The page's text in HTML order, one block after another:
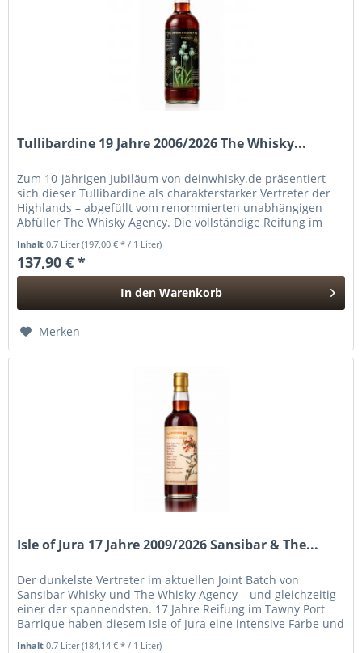
Tullibardine 19 Jahre 2006/2026 The Whisky...
Zum 10-jährigen Jubiläum von deinwhisky.de präsentiert
sich dieser Tullibardine als charakterstarker Vertreter der
Highlands – abgefüllt vom renommierten unabhängigen
Abfüller The Whisky Agency. Die vollständige Reifung im
Inhalt0.7 Liter(197,00 € * / 1 Liter)
137,90 € *
In den Warenkorb
Merken
Isle of Jura 17 Jahre 2009/2026 Sansibar & The...
Der dunkelste Vertreter im aktuellen Joint Batch von
Sansibar Whisky und The Whisky Agency – und gleichzeitig
einer der spannendsten. 17 Jahre Reifung im Tawny Port
Barrique haben diesem Isle of Jura eine intensive Farbe und
Inhalt0.7 Liter(184,14 € * / 1 Liter)